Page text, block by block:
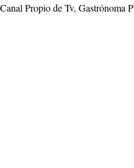
Propio de Tv, Gastrónoma